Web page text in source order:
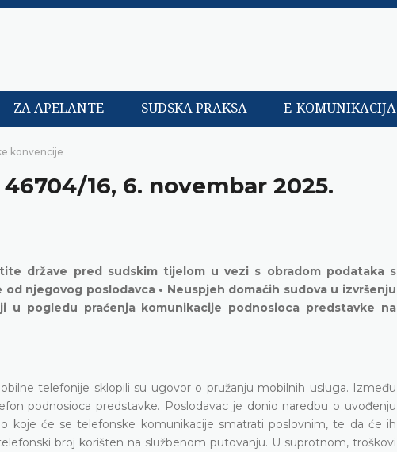
ZA APELANTE SUDSKA PRAKSA E-KOMUNIKACIJA
konvencije
16, 6. novembar 2025.
države pred sudskim tijelom u vezi s obradom podataka s
njegovog poslodavca • Neuspjeh domaćih sudova u izvršenju
pogledu praćenja komunikacije podnosioca predstavke na
telefonije sklopili su ugovor o pružanju mobilnih usluga. Između
podnosioca predstavke. Poslodavac je donio naredbu o uvođenju
koje će se telefonske komunikacije smatrati poslovnim, te da će ih
broj korišten na službenom putovanju. U suprotnom, troškovi